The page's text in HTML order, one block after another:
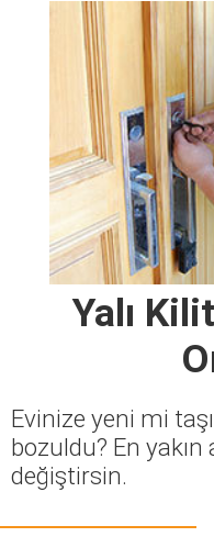
Yalı
Evinize yeni mi
bozuldu? En
değiştirsin.